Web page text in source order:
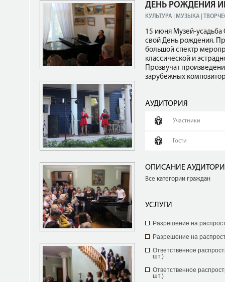
ДЕНЬ РОЖДЕНИЯ
КУЛЬТУРА | МУЗЫКА |
15 июня Музей-усадьба
свой День рождения.
большой спектр
классической и
Прозвучат
зарубежных
АУДИТОРИЯ
Участники
Гости
ОПИСАНИЕ
Все категории граждан
УСЛУГИ
Разрешение на
Разрешение на
Ответственное
шт.)
Ответственное
шт.)